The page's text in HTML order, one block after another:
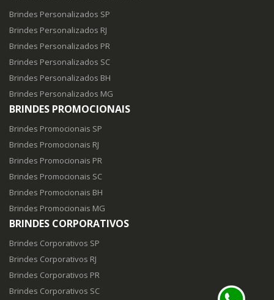
Brindes Personalizados SP
Brindes Personalizados RJ
Brindes Personalizados PR
Brindes Personalizados SC
Brindes Personalizados BH
Brindes Personalizados MG
BRINDES PROMOCIONAIS
Brindes Promocionais SP
Brindes Promocionais RJ
Brindes Promocionais PR
Brindes Promocionais SC
Brindes Promocionais BH
Brindes Promocionais MG
BRINDES CORPORATIVOS
Brindes Corporativos SP
Brindes Corporativos RJ
Brindes Corporativos PR
Brindes Corporativos SC